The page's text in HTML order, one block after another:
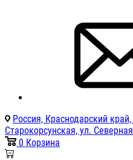
Россия, Краснодарский
Старокорсунская, ул.
0 Корзина